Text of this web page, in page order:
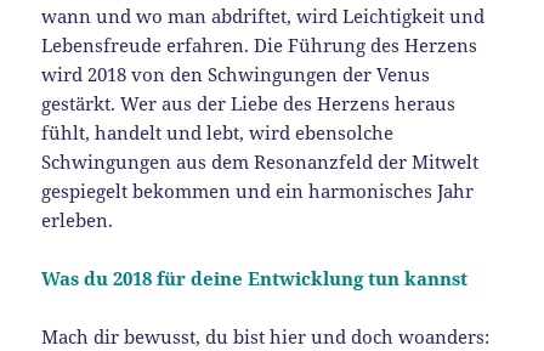
wann und wo man abdriftet, wird Leichtigkeit und
Lebensfreude erfahren. Die Führung des Herzens
wird 2018 von den Schwingungen der Venus
gestärkt. Wer aus der Liebe des Herzens heraus
fühlt, handelt und lebt, wird ebensolche
Schwingungen aus dem Resonanzfeld der Mitwelt
gespiegelt bekommen und ein harmonisches Jahr
erleben.
Was du 2018 für deine Entwicklung tun kannst
Mach dir bewusst, du bist hier und doch woanders: